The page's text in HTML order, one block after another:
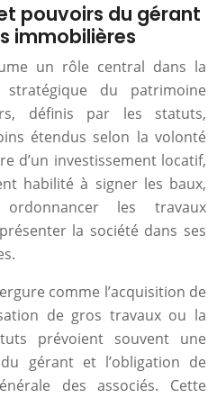
pouvoirs du gérant
immobilières
un rôle central dans la
du patrimoine
définis par les statuts,
étendus selon la volonté
d’un investissement locatif,
habilité à signer les baux,
les travaux
la société dans ses
comme l’acquisition de
de gros travaux ou la
prévoient souvent une
gérant et l’obligation de
des associés. Cette